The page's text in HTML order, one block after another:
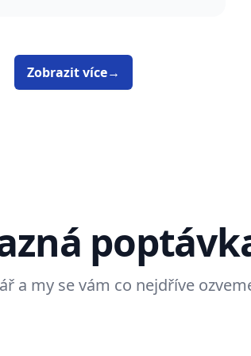
Zobrazit více→
a my se vám co nejdříve